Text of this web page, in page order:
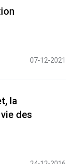
07-12-2021
la
des